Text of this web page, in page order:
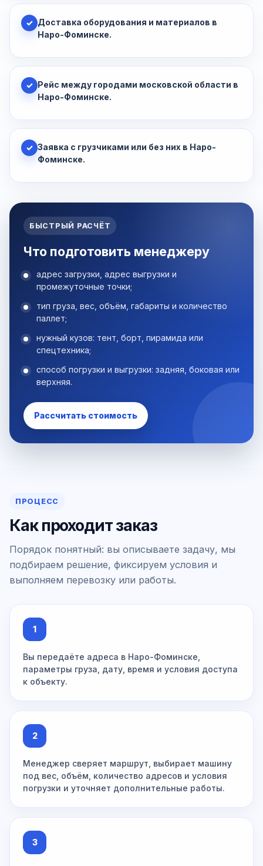
✓ Доставка оборудования и материалов в
Наро-Фоминске.
✓ Рейс между городами московской области в
Наро-Фоминске.
✓ Заявка с грузчиками или без них в Наро-
Фоминске.
БЫСТРЫЙ РАСЧЁТ
Что подготовить менеджеру
адрес загрузки, адрес выгрузки и
промежуточные точки;
тип груза, вес, объём, габариты и количество
паллет;
нужный кузов: тент, борт, пирамида или
спецтехника;
способ погрузки и выгрузки: задняя, боковая или
верхняя.
Рассчитать стоимость
ПРОЦЕСС
Как проходит заказ
Порядок понятный: вы описываете задачу, мы
подбираем решение, фиксируем условия и
выполняем перевозку или работы.
1
Вы передаёте адреса в Наро-Фоминске,
параметры груза, дату, время и условия доступа
к объекту.
2
Менеджер сверяет маршрут, выбирает машину
под вес, объём, количество адресов и условия
погрузки и уточняет дополнительные работы.
3